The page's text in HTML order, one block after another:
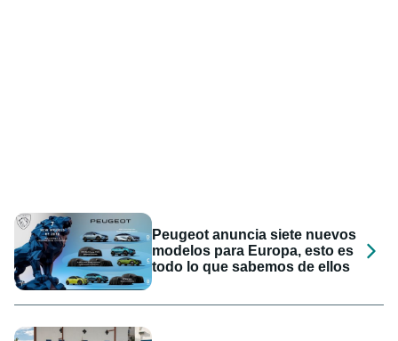
Peugeot anuncia siete nuevos
modelos para Europa, esto es
todo lo que sabemos de ellos